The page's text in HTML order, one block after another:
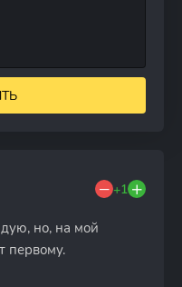
+1
но, на мой
первому.